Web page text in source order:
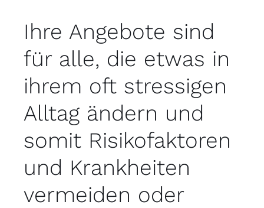
Ihre Angebote sind
für alle, die etwas in
ihrem oft stressigen
Alltag ändern und
somit Risikofaktoren
und Krankheiten
vermeiden oder